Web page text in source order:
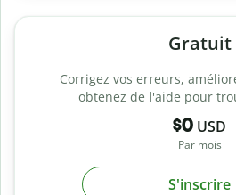
Gratuit
Corrigez vos erreurs,
obtenez de l'aide pour
$0 USD
Par mois
S'inscrire